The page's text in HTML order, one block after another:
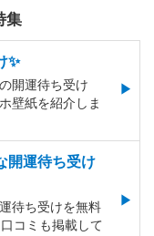
集
✨
開運待ち受け
壁紙を紹介しま
開運待ち受け
待ち受けを無料
コミも掲載して